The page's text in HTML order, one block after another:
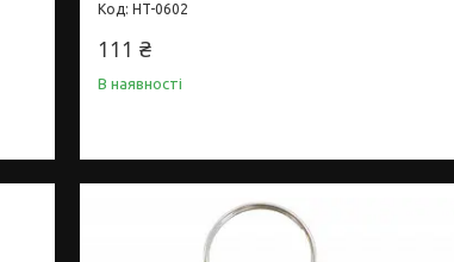
HT-0602
111 ₴
В наявності